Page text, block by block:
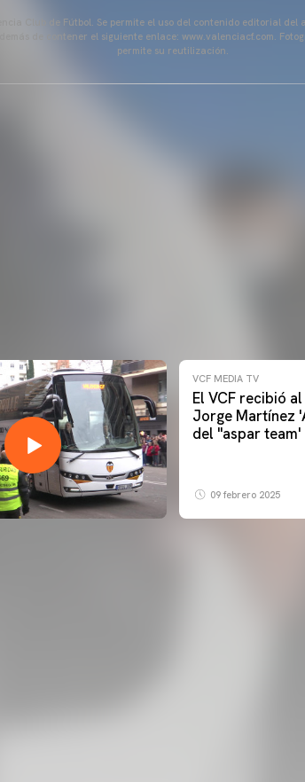
Club de Fútbol. Se permite el uso del contenido editorial
de contener el siguiente enlace: www.valenciacf.com.
permite su reutilización.
VCF MEDIA TV
El VCF recibió
Jorge Martínez
del ''aspar team'
09 febrero 2025